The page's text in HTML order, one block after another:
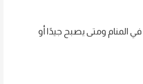
المنام ومتى يصبح جيدًا أو